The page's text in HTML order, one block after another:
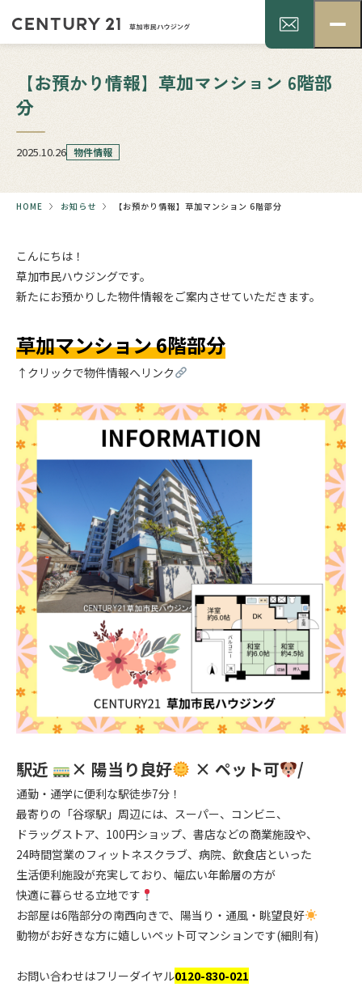
【お預かり情報】草加マンション 6階部
分
2025.10.26 物件情報
HOME お知らせ 【お預かり情報】草加マンション 6階部分
こんにちは！
草加市民ハウジングです。
新たにお預かりした物件情報をご案内させていただきます。
草加マンション 6階部分
↑クリックで物件情報へリンク
駅近 × 陽当り良好 × ペット可 /
通勤・通学に便利な駅徒歩7分！
最寄りの「谷塚駅」周辺には、スーパー、コンビニ、
ドラッグストア、100円ショップ、書店などの商業施設や、
24時間営業のフィットネスクラブ、病院、飲食店といった
生活便利施設が充実しており、幅広い年齢層の方が
快適に暮らせる立地です
お部屋は6階部分の南西向きで、陽当り・通風・眺望良好
動物がお好きな方に嬉しいペット可マンションです(細則有)
お問い合わせはフリーダイヤル0120-830-021